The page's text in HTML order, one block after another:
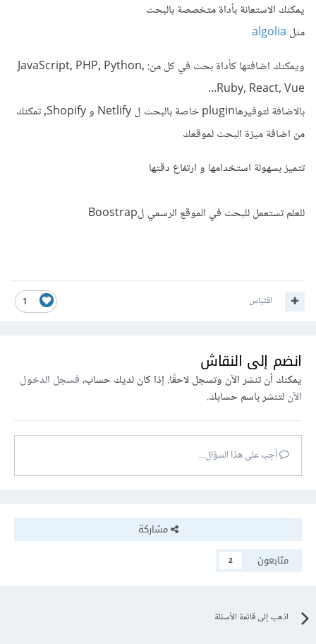
يمكنك الاستعانة بأداة متخصصة بالبحث
مثل algolia
ويمكنك اضافتها كأداة بحث في كل من: JavaScript, PHP, Python,
Ruby, React, Vue...
بالاضافة لتوفيرهاplugin خاصة بالبحث ل Netlify و Shopify, تمكنك
من اضافة ميزة البحث لموقعك
تتميز بسهولة استخدامها و ارتفاع دقتها
للعلم تستعمل للبحث في الموقع الرسمي لBoostrap
1 اقتباس
انضم إلى النقاش
يمكنك أن تنشر الآن وتسجل لاحقًا. إذا كان لديك حساب،فسجل الدخول
الآنلتنشر باسم حسابك.
أجب على هذا السؤال...
مشاركة
متابعون
2
اذهب إلى قائمة الأسئلة